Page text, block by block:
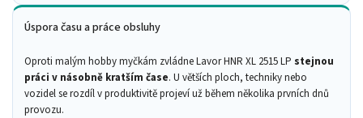
Úspora času a práce obsluhy
Oproti malým hobby myčkám zvládne Lavor HNR XL 2515 LP stejnou
práci v násobně kratším čase. U větších ploch, techniky nebo
vozidel se rozdíl v produktivitě projeví už během několika prvních dnů
provozu.